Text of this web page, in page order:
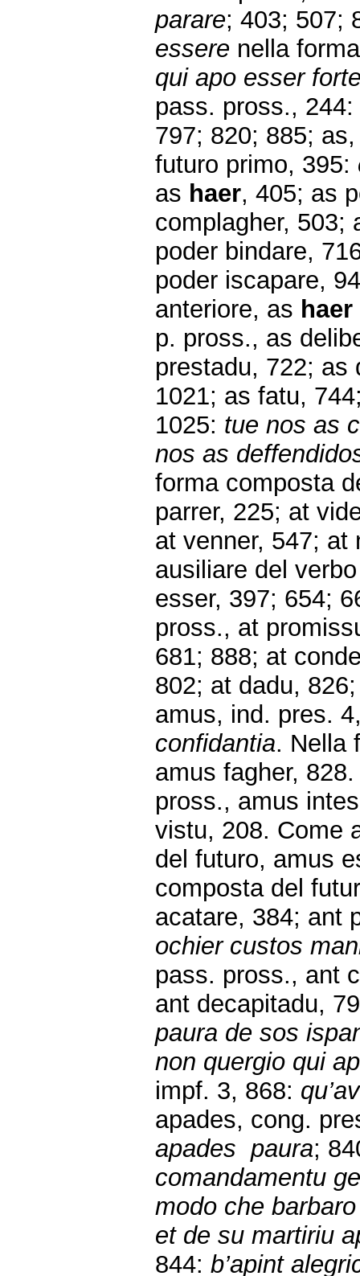
parare; 403; 507;
essere nella
qui apo esser
pass. pross., 244:
797; 820; 885;
futuro primo, 395:
as haer, 405; as
complagher, 503;
poder bindare,
poder iscapare,
anteriore, as haer
p. pross., as
prestadu, 722; as
1021; as fatu,
1025: tue nos as
nos as
forma composta
parrer, 225; at
at venner, 547; at
ausiliare del
esser, 397; 654;
pross., at
681; 888; at
802; at dadu,
amus, ind. pres.
confidantia. Nella
amus fagher,
pross., amus
vistu, 208. Come
del futuro, amus
composta del
acatare, 384; ant
ochier custos
pass. pross., ant
ant decapitadu,
paura de sos
non quergio qui
impf. 3, 868:
apades, cong.
apades paura;
comandamentu
modo che
et de su martiriu
844: b’apint